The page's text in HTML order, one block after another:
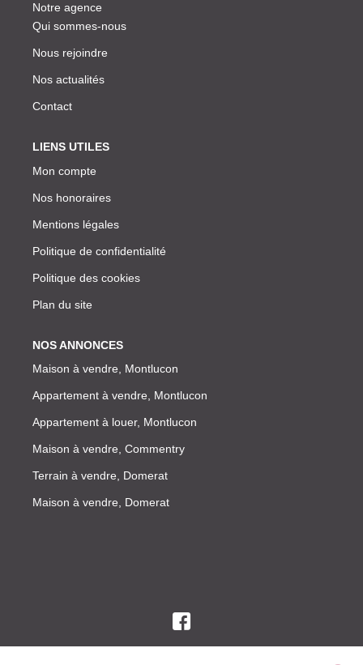
Notre agence
Qui sommes-nous
Nous rejoindre
Nos actualités
Contact
LIENS UTILES
Mon compte
Nos honoraires
Mentions légales
Politique de confidentialité
Politique des cookies
Plan du site
NOS ANNONCES
Maison à vendre, Montlucon
Appartement à vendre, Montlucon
Appartement à louer, Montlucon
Maison à vendre, Commentry
Terrain à vendre, Domerat
Maison à vendre, Domerat